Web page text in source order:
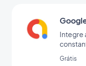
Integre
Grátis